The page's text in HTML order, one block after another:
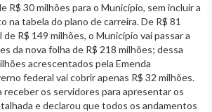
R$ 30 milhões para o Município, sem incluir a
na tabela do plano de carreira. De R$ 81
R$ 149 milhões, o Município vai passar a
da nova folha de R$ 218 milhões; dessa
acrescentados pela Emenda
federal vai cobrir apenas R$ 32 milhões.
receber os servidores para apresentar os
e declarou que todos os andamentos